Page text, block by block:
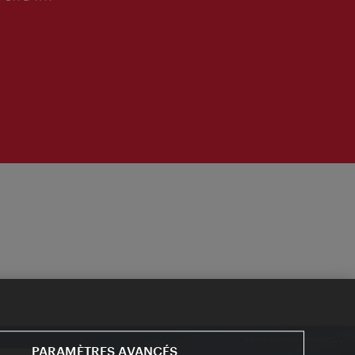
PARAMÈTRES AVANCÉS